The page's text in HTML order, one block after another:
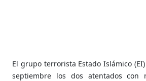
El grupo terrorista Estado Islámico
septiembre los dos atentados con